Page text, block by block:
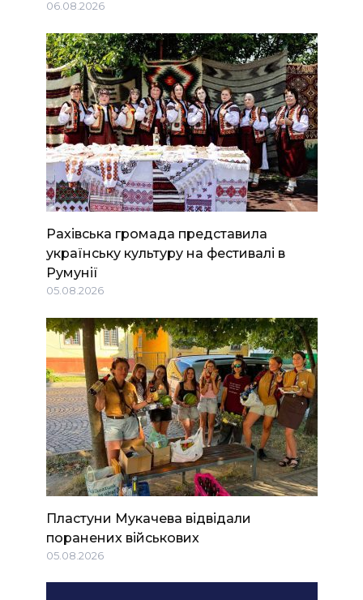
06.08.2026
Рахівська громада представила
українську культуру на фестивалі в
Румунії
05.08.2026
Пластуни Мукачева відвідали
поранених військових
05.08.2026